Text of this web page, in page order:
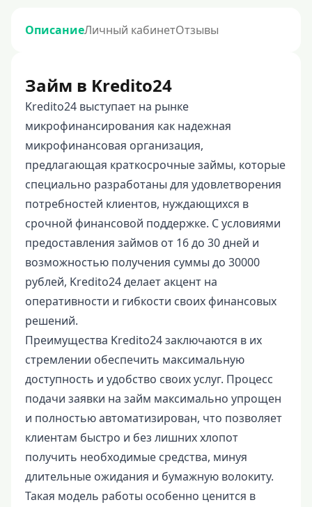
ОписаниеЛичный кабинетОтзывы
Займ в Kredito24
Kredito24 выступает на рынке
микрофинансирования как надежная
микрофинансовая организация,
предлагающая краткосрочные займы, которые
специально разработаны для удовлетворения
потребностей клиентов, нуждающихся в
срочной финансовой поддержке. С условиями
предоставления займов от 16 до 30 дней и
возможностью получения суммы до 30000
рублей, Kredito24 делает акцент на
оперативности и гибкости своих финансовых
решений.
Преимущества Kredito24 заключаются в их
стремлении обеспечить максимальную
доступность и удобство своих услуг. Процесс
подачи заявки на займ максимально упрощен
и полностью автоматизирован, что позволяет
клиентам быстро и без лишних хлопот
получить необходимые средства, минуя
длительные ожидания и бумажную волокиту.
Такая модель работы особенно ценится в